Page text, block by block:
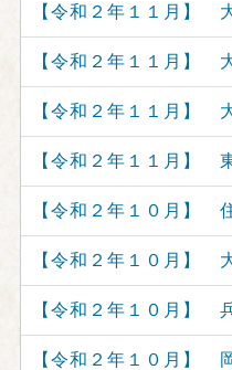
【令和２年１１月】
【令和２年１１月】
【令和２年１１月】
【令和２年１１月】
【令和２年１０月】
【令和２年１０月】
【令和２年１０月】
【令和２年１０月】